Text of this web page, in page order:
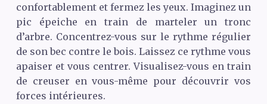
confortablement et fermez les yeux. Imaginez un
pic épeiche en train de marteler un tronc
d’arbre. Concentrez-vous sur le rythme régulier
de son bec contre le bois. Laissez ce rythme vous
apaiser et vous centrer. Visualisez-vous en train
de creuser en vous-même pour découvrir vos
forces intérieures.